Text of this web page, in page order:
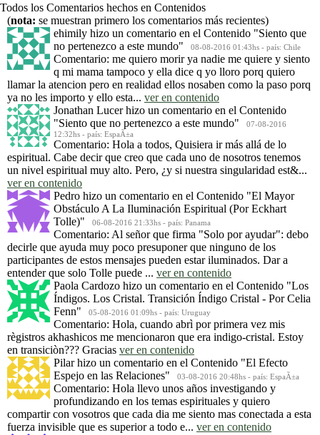
Todos los Comentarios hechos en Contenidos
(nota: se muestran primero los comentarios más recientes)
ehimily hizo un comentario en el Contenido "Siento que
no pertenezco a este mundo"
08-08-2016 01:43hs - país: Chile
Comentario: me quiero morir ya nadie me quiere y siento
q mi mama tampoco y ella dice q yo lloro porq quiero
llamar la atencion pero en realidad ellos nosaben como la paso porq
ya no les importo y ello esta... ver en contenido
Jonathan Lucerhizo un comentario en el Contenido
"Siento que no pertenezco a este mundo"
07-08-2016
12:32hs - país: EspaÃ±a
Comentario: Hola a todos, Quisiera ir más allá de lo
espiritual. Cabe decir que creo que cada uno de nosotros tenemos
un nivel espiritual muy alto. Pero, ¿y si nuestra singularidad est&...
ver en contenido
Pedro hizo un comentario en el Contenido "El Mayor
Obstáculo A La Iluminación Espiritual (Por Eckhart
Tolle)"
06-08-2016 21:33hs - país: Panama
Comentario: Al señor que firma "Solo por ayudar": debo
decirle que ayuda muy poco presuponer que ninguno de los
participantes de estos mensajes pueden estar iluminados. Dar a
entender que solo Tolle puede ... ver en contenido
Paola Cardozo hizo un comentario en el Contenido "Los
Índigos. Los Cristal. Transición Índigo Cristal - Por Celia
Fenn"
05-08-2016 01:09hs - país: Uruguay
Comentario: Hola, cuando abrì por primera vez mis
règistros akhashicos me mencionaron que era indigo-cristal. Estoy
en transiciòn??? Gracias ver en contenido
Pilarhizo un comentario en el Contenido "El Efecto
Espejo en las Relaciones"
03-08-2016 20:48hs - país: EspaÃ±a
Comentario: Hola llevo unos años investigando y
profundizando en los temas espirituales y quiero
compartir con vosotros que cada dia me siento mas conectada a esta
fuerza invisible que es superior a todo e... ver en contenido